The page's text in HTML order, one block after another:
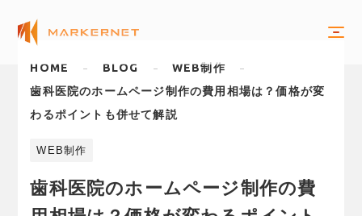
HOME BLOG
WEB制作
歯科医院のホームページ制作の費用相場は？価格が変
わるポイントも併せて解説
WEB制作
歯科医院のホームページ制作の費